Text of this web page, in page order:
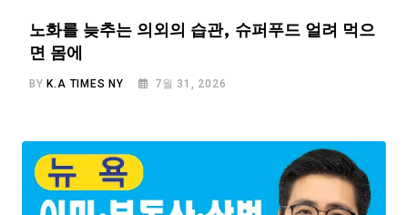
노화를 늦추는 의외의 습관, 슈퍼푸드 얼려 먹으
면 몸에
BYK.A TIMES NY 7월 31, 2026